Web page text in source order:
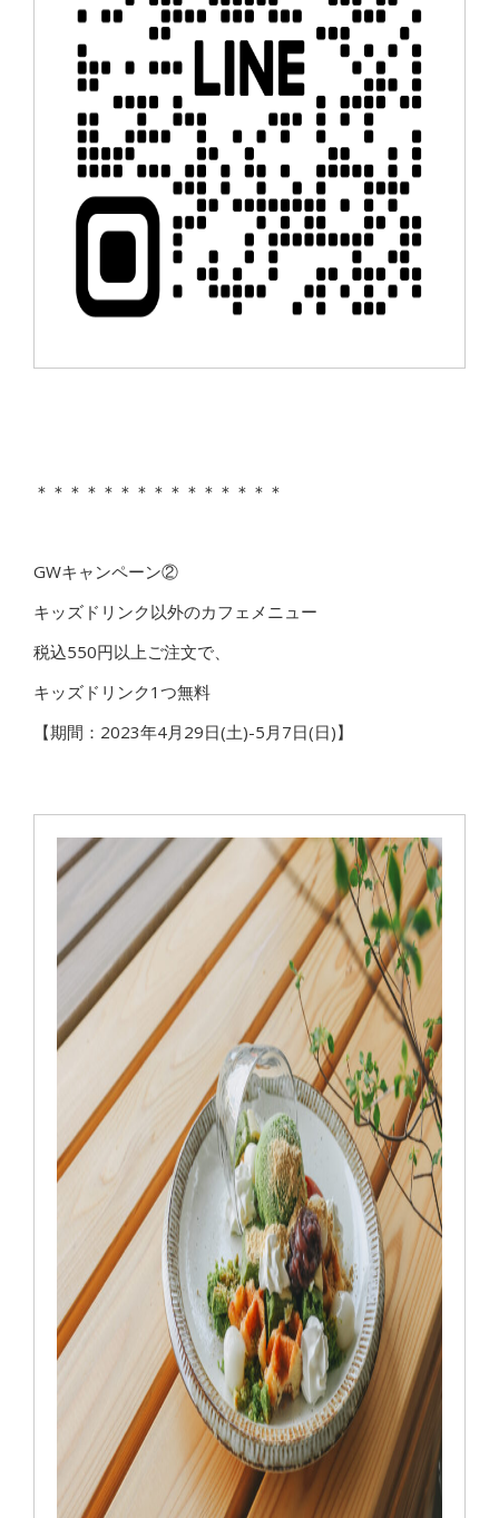
＊＊＊＊＊＊＊＊＊＊＊＊＊＊＊
GWキャンペーン②
キッズドリンク以外のカフェメニュー
税込550円以上ご注文で、
キッズドリンク1つ無料
【期間：2023年4月29日(土)-5月7日(日)】